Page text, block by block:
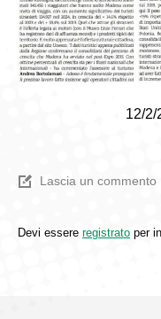
12/2/
Lascia un commento
Devi essere registrato per